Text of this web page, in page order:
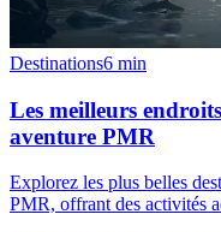
Destinations6 min
Les meilleurs
aventure PMR
Explorez les plus belles
PMR, offrant des activités